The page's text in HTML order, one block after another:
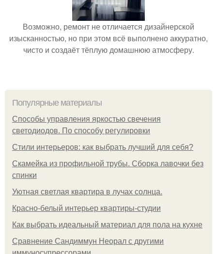
Возможно, ремонт не отличается дизайнерской
изысканностью, но при этом всё выполнено аккуратно,
чисто и создаёт тёплую домашнюю атмосферу.
Популярные материалы
Способы управления яркостью свечения
светодиодов. По способу регулировки
Стили интерьеров: как выбрать лучший для себя?
Скамейка из профильной трубы. Сборка лавочки без
спинки
Уютная светлая квартира в лучах солнца.
Красно-белый интерьер квартиры-студии
Как выбрать идеальный материал для пола на кухне
Сравнение Сандиммун Неорал с другими